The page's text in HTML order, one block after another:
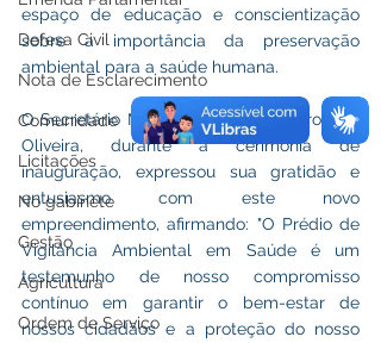
Defesa Civil
Nota de Esclarecimento
Comunidade
Licitações
No gabinete
Gestão
Agricultura
Ordem de Serviço
espaço de educação e conscientização
sobre a importância da preservação
ambiental para a saúde humana.
O Secretário Municipal de Saúde, Eronildo
Oliveira, durante a cerimônia de
inauguração, expressou sua gratidão e
entusiasmo com este novo
empreendimento, afirmando: "O Prédio de
Vigilância Ambiental em Saúde é um
testemunho de nosso compromisso
contínuo em garantir o bem-estar de
nossos cidadãos e a proteção do nosso